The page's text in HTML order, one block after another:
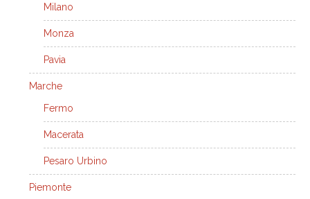
Milano
Monza
Pavia
Marche
Fermo
Macerata
Pesaro Urbino
Piemonte